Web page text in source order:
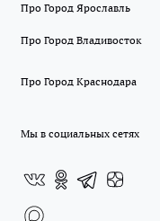
Про Город Ярославль
Про Город Владивосток
Про Город Краснодара
Мы в социальных сетях